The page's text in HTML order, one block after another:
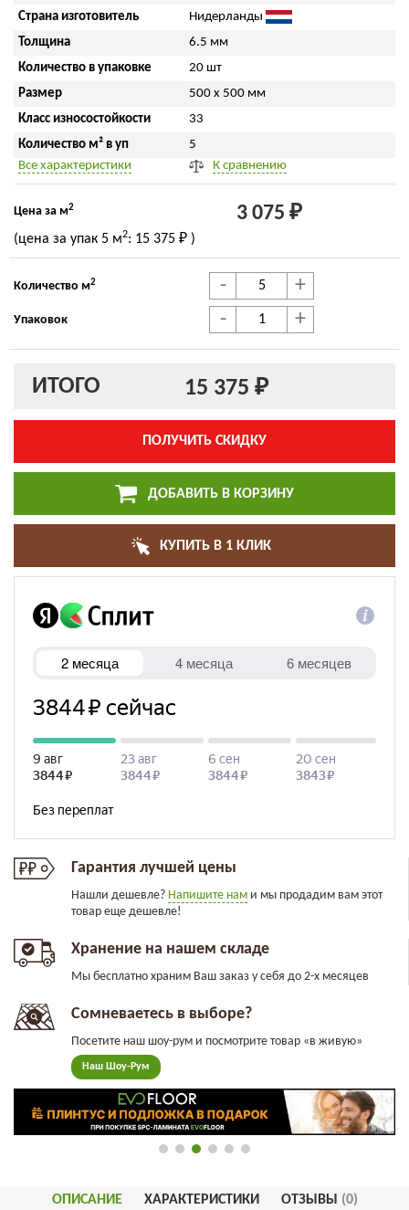
Страна изготовитель
Нидерланды
Толщина
6.5 мм
Количество в упаковке
20 шт
Размер
500 x 500 мм
Класс износостойкости
33
Количество м² в уп
5
Все характеристики
К сравнению
Цена за м2 3 075 ₽
(цена за упак 5 м2: 15 375 ₽ )
Количество м2 - +
Упаковок - +
ИТОГО 15 375 ₽
ПОЛУЧИТЬ СКИДКУ
ДОБАВИТЬ В КОРЗИНУ
КУПИТЬ В 1 КЛИК
Гарантия лучшей цены
Нашли дешевле? Напишите нам и мы продадим вам этот
товар еще дешевле!
Хранение на нашем складе
Мы бесплатно храним Ваш заказ у себя до 2-х месяцев
Сомневаетесь в выборе?
Посетите наш шоу-рум и посмотрите товар «в живую»
Наш Шоу-Рум
ОПИСАНИЕ ХАРАКТЕРИСТИКИ ОТЗЫВЫ (0)